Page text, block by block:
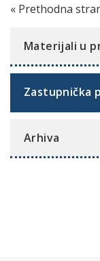
« Prethodna
Materijali u
Zastupnička
Arhiva